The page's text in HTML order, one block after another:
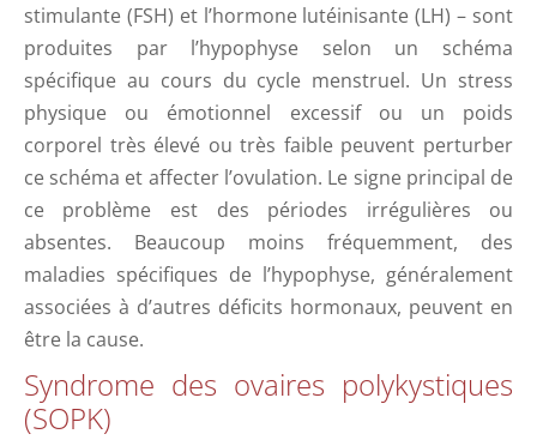
stimulante (FSH) et l’hormone lutéinisante (LH) – sont
produites par l’hypophyse selon un schéma
spécifique au cours du cycle menstruel. Un stress
physique ou émotionnel excessif ou un poids
corporel très élevé ou très faible peuvent perturber
ce schéma et affecter l’ovulation. Le signe principal de
ce problème est des périodes irrégulières ou
absentes. Beaucoup moins fréquemment, des
maladies spécifiques de l’hypophyse, généralement
associées à d’autres déficits hormonaux, peuvent en
être la cause.
Syndrome des ovaires polykystiques
(SOPK)